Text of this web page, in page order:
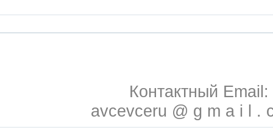
Контактный Email:
avcevceru @ g m a i l .